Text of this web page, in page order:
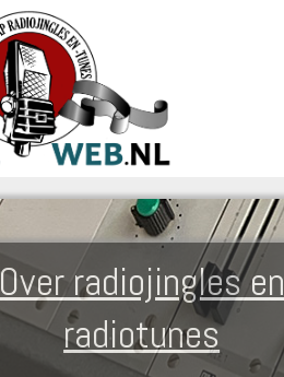
Over radiojingles en
radiotunes